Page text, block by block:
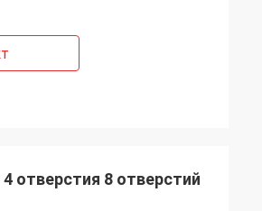
отверстия 8 отверстий